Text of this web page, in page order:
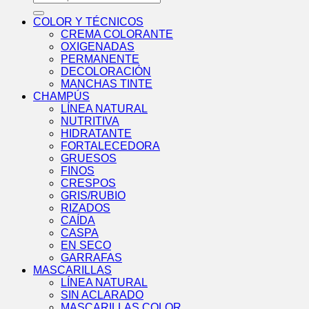
por:
COLOR Y TÉCNICOS
CREMA COLORANTE
OXIGENADAS
PERMANENTE
DECOLORACIÓN
MANCHAS TINTE
CHAMPÚS
LÍNEA NATURAL
NUTRITIVA
HIDRATANTE
FORTALECEDORA
GRUESOS
FINOS
CRESPOS
GRIS/RUBIO
RIZADOS
CAÍDA
CASPA
EN SECO
GARRAFAS
MASCARILLAS
LÍNEA NATURAL
SIN ACLARADO